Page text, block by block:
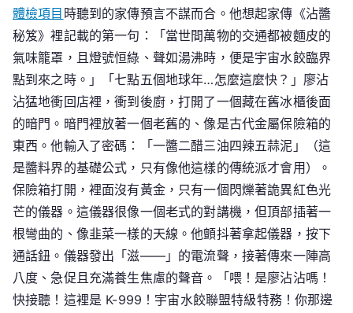
體檢項目 時聽到的家傳預言不謀而合。他想起家傳《沾醬
秘笈》裡記載的第一句：「當世間萬物的交通都被麵皮的
氣味籠罩，且燈號恒綠、聲如湯沸時，便是宇宙水餃臨界
點到來之時。」「七點五個地球年…怎麼這麼快？」廖沾
沾猛地衝回店裡，衝到後廚，打開了一個藏在舊冰櫃後面
的暗門。暗門裡放著一個老舊的、像是古代金屬保險箱的
東西。他輸入了密碼：「一醬二醋三油四辣五蒜泥」（這
是醬料界的基礎公式，只有像他這樣的傳統派才會用）。
保險箱打開，裡面沒有黃金，只有一個閃爍著詭異紅色光
芒的儀器。這儀器很像一個老式的對講機，但頂部插著一
根彎曲的、像韭菜一樣的天線。他顫抖著拿起儀器，按下
通話鈕。儀器發出「滋——」的電流聲，接著傳來一陣高
八度、急促且充滿養生焦慮的聲音。「喂！是廖沾沾嗎！
快接聽！這裡是 K-999！宇宙水餃聯盟特級特務！你那邊